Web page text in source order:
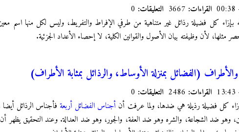
القراءات: التعليقات:
بإزاء كل فضيلة رذائل غير متناهية من طرفي الإفراط والتفريط، وليس لكل منها اسم
لأن وظيفته بيان الأصول والقوانين الكلية، لا إحصاء الأعداد الجزئية.
(الفضائل بمنزلة الأوساط، والرذائل بمثابة الأطراف)
القراءات: التعليقات:
كل فضيلة رذيلة هي ضدها، ولما عرفت أنأجناس الفضائل أربعةفأجناس الرذائل أيضا
وهو ضد الشجاعة، والشره وهو ضد العفة، والجور، وهو ضد العدالة. وعند التحقيق يظهر